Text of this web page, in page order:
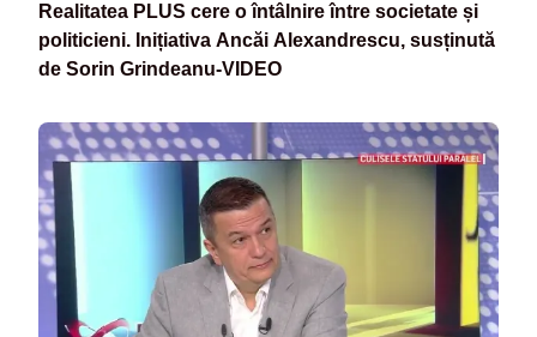
Realitatea PLUS cere o întâlnire între societate și
politicieni. Inițiativa Ancăi Alexandrescu, susținută
de Sorin Grindeanu-VIDEO